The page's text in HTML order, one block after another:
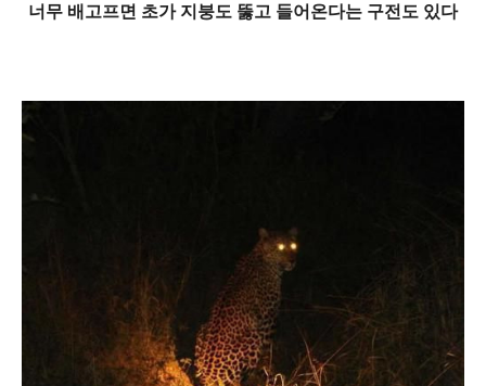
너무 배고프면 초가 지붕도 뚫고 들어온다는 구전도 있다